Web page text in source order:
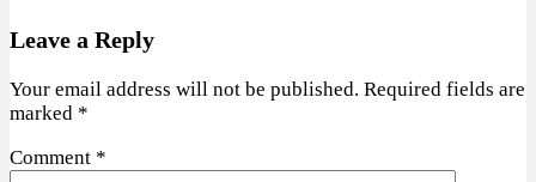
Leave a Reply
Your email address will not be published. Required fields are
marked *
Comment *